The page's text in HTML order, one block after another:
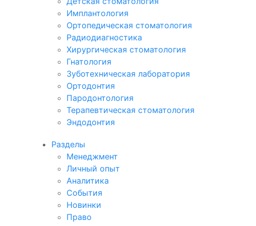
Имплантология
Ортопедическая стоматология
Радиодиагностика
Хирургическая стоматология
Гнатология
Зуботехническая лаборатория
Ортодонтия
Пародонтология
Терапевтическая стоматология
Эндодонтия
Разделы
Менеджмент
Личный опыт
Аналитика
События
Новинки
Право